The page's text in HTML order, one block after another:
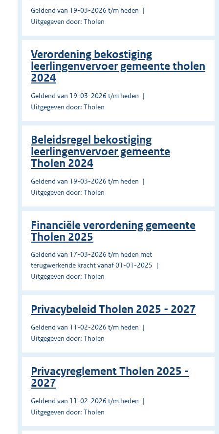
Geldend van 19-03-2026 t/m heden
Uitgegeven door: Tholen
Verordening bekostiging
leerlingenvervoer gemeente tholen
2024
Geldend van 19-03-2026 t/m heden
Uitgegeven door: Tholen
Beleidsregel bekostiging
leerlingenvervoer gemeente
Tholen 2024
Geldend van 19-03-2026 t/m heden
Uitgegeven door: Tholen
Financiële verordening gemeente
Tholen 2025
Geldend van 17-03-2026 t/m heden met
terugwerkende kracht vanaf 01-01-2025
Uitgegeven door: Tholen
Privacybeleid Tholen 2025 - 2027
Geldend van 11-02-2026 t/m heden
Uitgegeven door: Tholen
Privacyreglement Tholen 2025 -
2027
Geldend van 11-02-2026 t/m heden
Uitgegeven door: Tholen